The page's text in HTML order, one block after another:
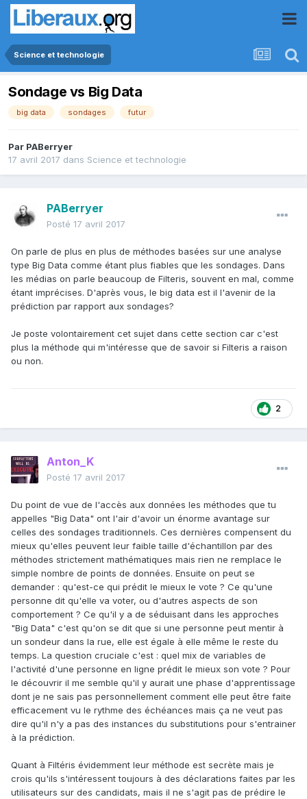
Science et technologie
Sondage vs Big Data
big data sondages futur
Par PABerryer
17 avril 2017 dans Science et technologie
PABerryer
Posté 17 avril 2017
On parle de plus en plus de méthodes basées sur une analyse
type Big Data comme étant plus fiables que les sondages. Dans
les médias on parle beaucoup de Filteris, souvent en mal, comme
étant imprécises. D'après vous, le big data est il l'avenir de la
prédiction par rapport aux sondages?
Je poste volontairement cet sujet dans cette section car c'est
plus la méthode qui m'intéresse que de savoir si Filteris a raison
ou non.
2
Anton_K
Posté 17 avril 2017
Du point de vue de l'accès aux données les méthodes que tu
appelles "Big Data" ont l'air d'avoir un énorme avantage sur
celles des sondages traditionnels. Ces dernières compensent du
mieux qu'elles peuvent leur faible taille d'échantillon par des
méthodes strictement mathématiques mais rien ne remplace le
simple nombre de points de données. Ensuite on peut se
demander : qu'est-ce qui prédit le mieux le vote ? Ce qu'une
personne dit qu'elle va voter, ou d'autres aspects de son
comportement ? Ce qu'il y a de séduisant dans les approches
"Big Data" c'est qu'on se dit que si une personne peut mentir à
un sondeur dans la rue, elle est égale à elle même le reste du
temps. La question cruciale c'est : quel mix de variables de
l'activité d'une personne en ligne prédit le mieux son vote ? Pour
le découvrir il me semble qu'il y aurait une phase d'apprentissage
dont je ne sais pas personnellement comment elle peut être faite
efficacement vu le rythme des échéances mais ça ne veut pas
dire qu'il n'y a pas des instances du substitutions pour s'entrainer
à la prédiction.
Quant à Filtéris évidemment leur méthode est secrète mais je
crois qu'ils s'intéressent toujours à des déclarations faites par les
utilisateurs sur des candidats, mais il ne s'agit pas de prédire le